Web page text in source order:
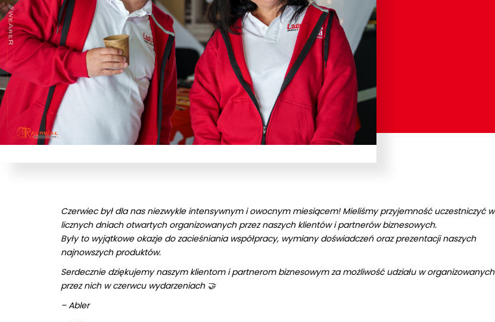
Czerwiec był dla nas niezwykle intensywnym i owocnym miesiącem! Mieliśmy przyjemność uczestniczyć w
licznych dniach otwartych organizowanych przez naszych klientów i partnerów biznesowych.
Były to wyjątkowe okazje do zacieśniania współpracy, wymiany doświadczeń oraz prezentacji naszych
najnowszych produktów.
Serdecznie dziękujemy naszym klientom i partnerom biznesowym za możliwość udziału w organizowanych
przez nich w czerwcu wydarzeniach 🤝
– Abler